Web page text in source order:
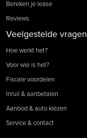
Bereken je lease
Reviews
Veelgestelde vragen
Hoe werkt het?
Voor wie is het?
Fiscale voordelen
Inruil & aanbetalen
Aanbod & auto kiezen
Service & contact